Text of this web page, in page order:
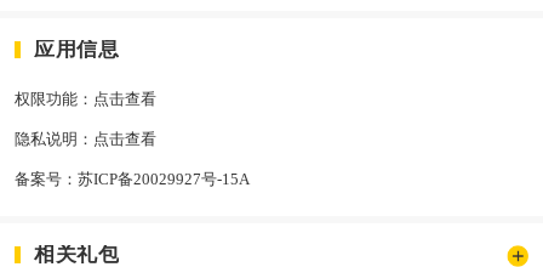
应用信息
权限功能： 点击查看
隐私说明： 点击查看
备案号： 苏ICP备20029927号-15A
相关礼包